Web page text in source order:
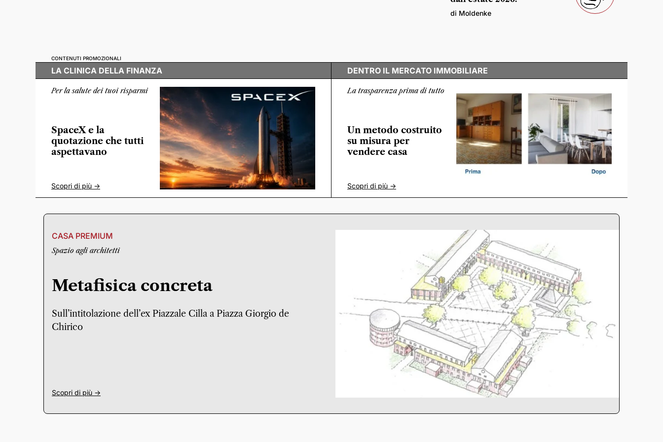
di Moldenke
CONTENUTI PROMOZIONALI
LA CLINICA DELLA FINANZA
Per la salute dei tuoi risparmi
SpaceX e la
quotazione che tutti
aspettavano
Scopri di più ->
DENTRO IL MERCATO IMMOBILIARE
La trasparenza prima di tutto
Un metodo costruito
su misura per
vendere casa
Scopri di più ->
CASA PREMIUM
Spazio agli architetti
Metafisica concreta
Sull’intitolazione dell’ex Piazzale Cilla a Piazza Giorgio de
Chirico
Scopri di più ->